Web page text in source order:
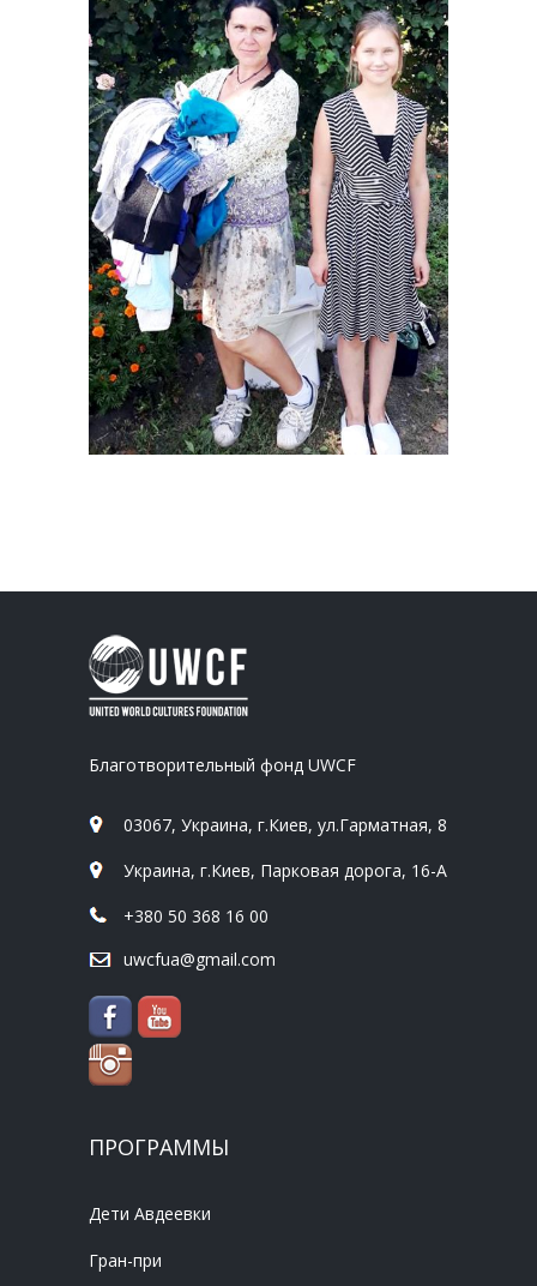
Благотворительный фонд UWCF
03067, Украина, г.Киев, ул.Гарматная, 8
Украина, г.Киев, Парковая дорога, 16-А
+380 50 368 16 00
uwcfua@gmail.com
ПРОГРАММЫ
Дети Авдеевки
Гран-при